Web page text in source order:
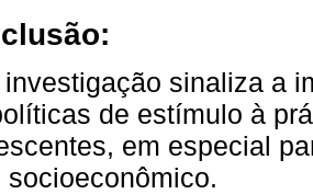
investigação sinaliza a
de estímulo à
em especial
socioeconômico.